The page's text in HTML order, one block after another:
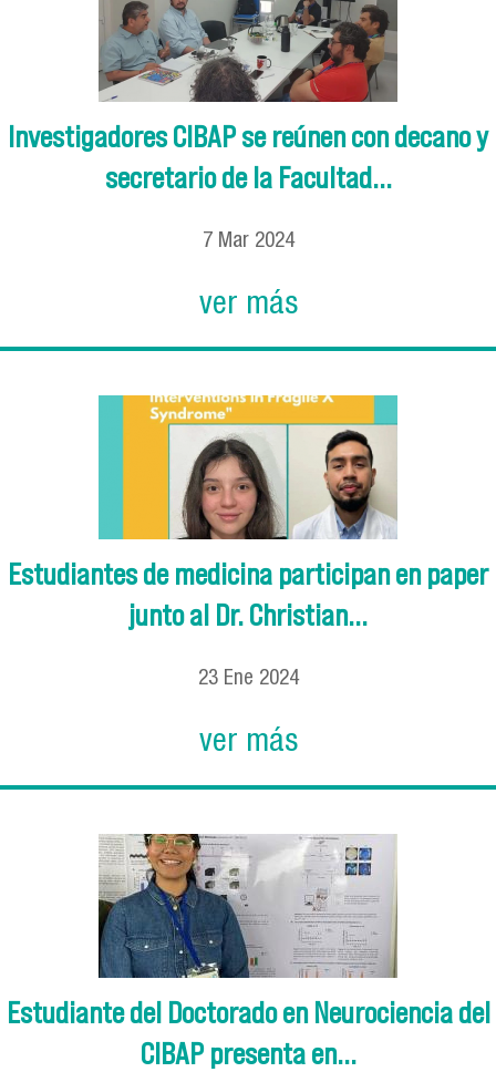
Investigadores CIBAP se reúnen con decano y
secretario de la Facultad...
7 Mar 2024
ver más
Estudiantes de medicina participan en paper
junto al Dr. Christian...
23 Ene 2024
ver más
Estudiante del Doctorado en Neurociencia del
CIBAP presenta en...